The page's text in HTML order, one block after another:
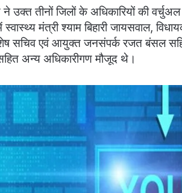
उक्त तीनों जिलों के अधिकारियों की
मंत्री श्याम बिहारी जायसवाल,
सचिव एवं आयुक्त जनसंपर्क रजत बंसल
अन्य अधिकारीगण मौजूद थे।